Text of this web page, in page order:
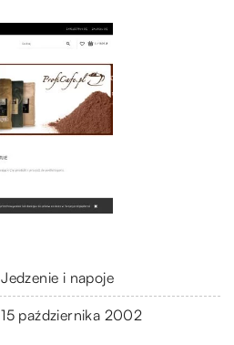
Jedzenie i napoje
15 października 2002